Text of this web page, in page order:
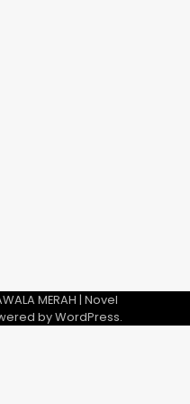
MERAH | Novel
byWordPress.